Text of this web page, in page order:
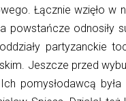
Łącznie wzięło w
odnosiły
partyzanckie
Jeszcze przed
pomysłodawcą była